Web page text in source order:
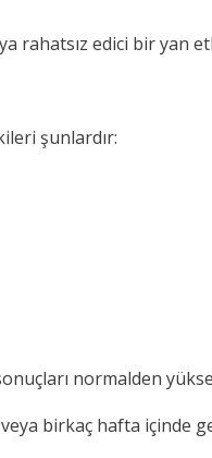
rahatsız edici bir yan
şunlardır:
normalden
birkaç hafta içinde